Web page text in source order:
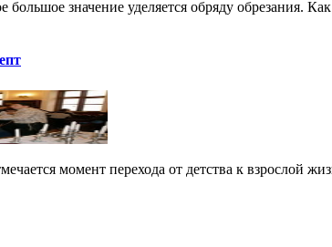
большое значение уделяется обряду обрезания.
момент перехода от детства к взрослой